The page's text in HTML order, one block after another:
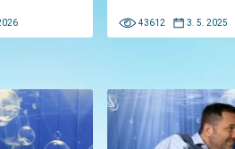
43612 3. 5. 2025